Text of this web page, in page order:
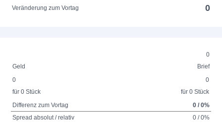
Veränderung zum Vortag 0
0
Geld
Brief
0
für 0 Stück
0
für 0 Stück
Differenz zum Vortag
0 / 0%
Spread absolut / relativ
0 / 0%